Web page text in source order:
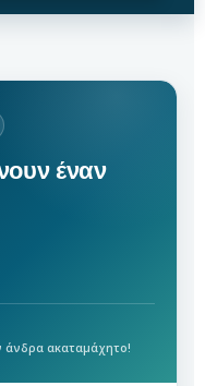
έναν
άνδρα ακαταμάχητο!